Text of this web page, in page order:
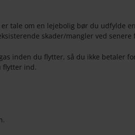
tale om en lejebolig bør du udfylde
skader/mangler ved senere
inden du flytter, så du ikke betaler
flytter ind.